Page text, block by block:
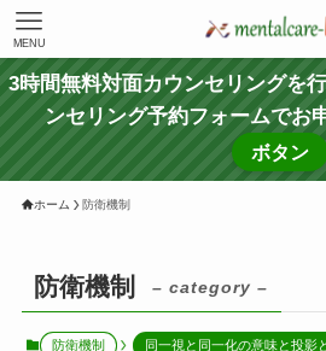
MENU
3時間無料対面カウンセリングを
ンセリング予約フォームでお
ボタン
ホーム 防衛機制
防衛機制 – category –
防衛機制
同一視と同一化の意味と投影